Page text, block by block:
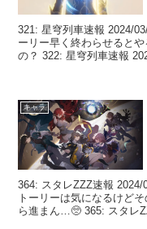
321: 星穹列車速報 2024/
ーリー早く終わらせると
の？ 322: 星穹列車速報
キャラ
364: スタレZZZ速報 2024/
トーリーは気になるけど
ら進まん…🥺 365: スタレ